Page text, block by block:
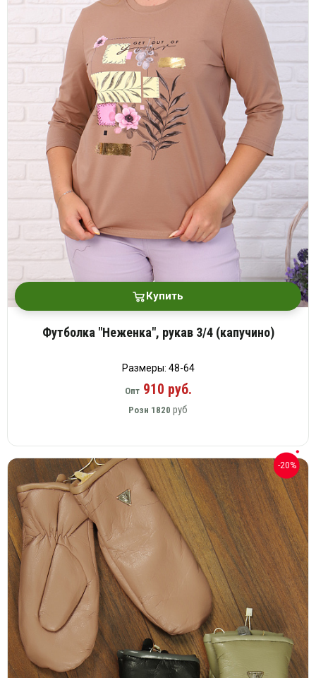
Купить
Футболка "Неженка", рукав 3/4 (капучино)
Размеры: 48-64
Опт910 руб.
Розн 1820 руб
-20%